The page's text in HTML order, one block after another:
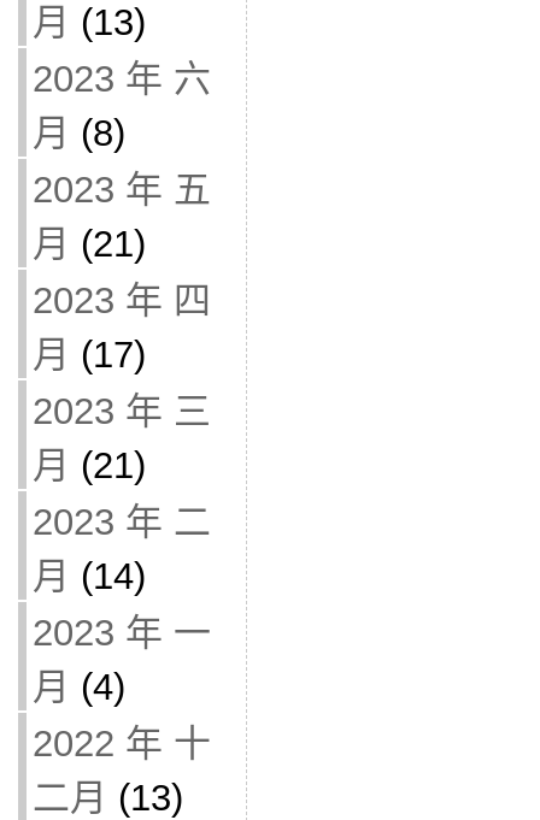
月 (13)
2023 年 六
月 (8)
2023 年 五
月 (21)
2023 年 四
月 (17)
2023 年 三
月 (21)
2023 年 二
月 (14)
2023 年 一
月 (4)
2022 年 十
二月 (13)